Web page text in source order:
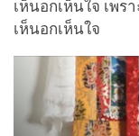
เห็นอกเห็นใจ เพ
เห็นอกเห็นใจ